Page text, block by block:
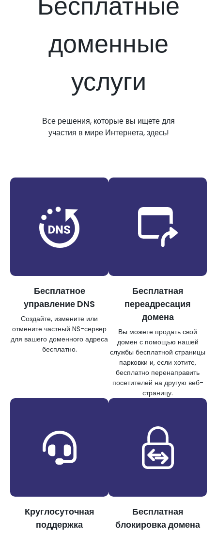
доменные
услуги
Все решения, которые вы ищете для
участия в мире Интернета, здесь!
Бесплатное
управление DNS
Создайте, измените или
отмените частный NS-сервер
для вашего доменного адреса
бесплатно.
Бесплатная
переадресация
домена
Вы можете продать свой
домен с помощью нашей
службы бесплатной страницы
парковки и, если хотите,
бесплатно перенаправить
посетителей на другую веб-
страницу.
Круглосуточная
поддержка
Бесплатная
блокировка домена